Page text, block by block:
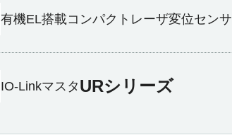
有機EL搭載コンパクトレーザ変位センサ
IO-Linkマスタ URシリーズ